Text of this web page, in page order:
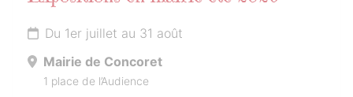
Du 1er juillet au 31 août
Mairie de Concoret
1 place de l’Audience